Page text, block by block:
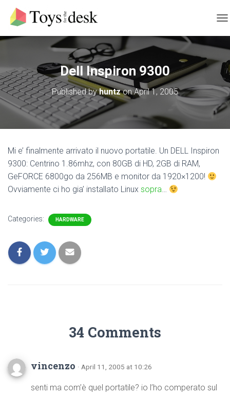
O
L
N
A
V
I
Dell Inspiron 9300
Published byhuntzonApril 1, 2005
Mi e’ finalmente arrivato il nuovo portatile. Un DELL Inspiron
9300: Centrino 1.86mhz, con 80GB di HD, 2GB di RAM,
GeFORCE 6800go da 256MB e monitor da 1920×1200!
Ovviamente ci ho gia’ installato Linux sopra…
Categories: HARDWARE
34 Comments
vincenzo · April 11, 2005 at 10:26
senti ma com’è quel portatile? io l’ho comperato sul